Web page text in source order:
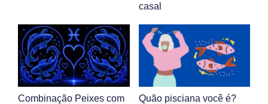
casal
Combinação Peixes com
Quão pisciana você é?